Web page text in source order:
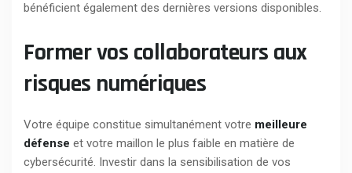
bénéficient également des dernières versions disponibles.
Former vos collaborateurs aux
risques numériques
Votre équipe constitue simultanément votre meilleure
défense et votre maillon le plus faible en matière de
cybersécurité. Investir dans la sensibilisation de vos